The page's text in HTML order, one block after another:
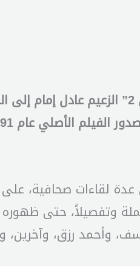
لقاءات صحافية،
وأحمد رزق، وآخرين،